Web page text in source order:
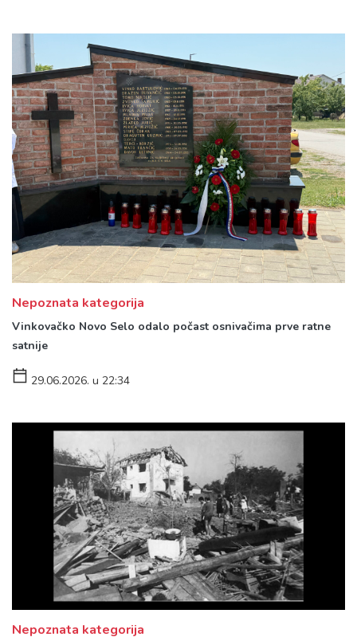
Nepoznata kategorija
Vinkovačko Novo Selo odalo počast osnivačima prve ratne
satnije
29.06.2026. u 22:34
Nepoznata kategorija